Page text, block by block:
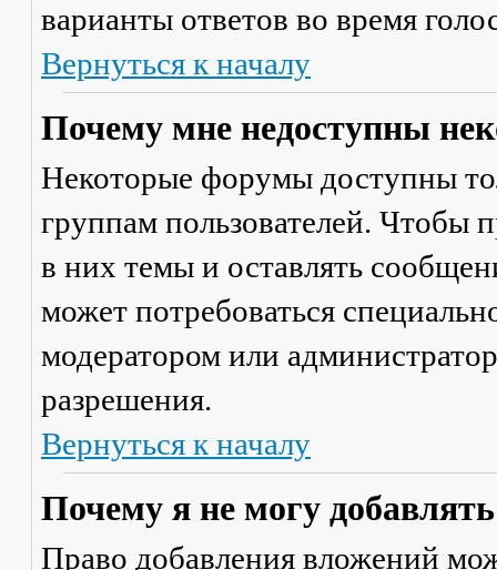
варианты ответов во время
Вернуться к началу
Почему мне недоступны
Некоторые форумы доступны
группам пользователей. Чтобы
в них темы и оставлять
может потребоваться
модератором или
разрешения.
Вернуться к началу
Почему я не могу
Право добавления вложений